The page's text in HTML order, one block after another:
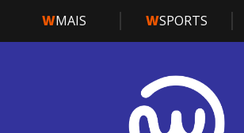
WMAIS WSPORTS